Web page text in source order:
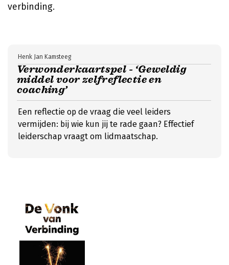
verbinding.
Verwonderkaartspel - ‘Geweldig
middel voor zelfreflectie en
coaching’
Henk Jan Kamsteeg
Een reflectie op de vraag die veel leiders
vermijden: bij wie kun jij te rade gaan? Effectief
leiderschap vraagt om lidmaatschap.